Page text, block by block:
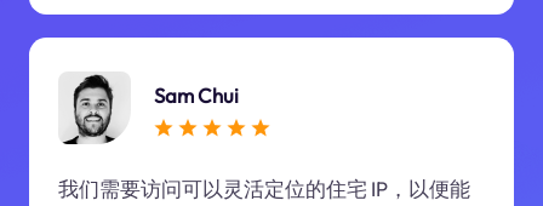
Sam Chui
我们需要访问可以灵活定位的住宅 IP，以便能